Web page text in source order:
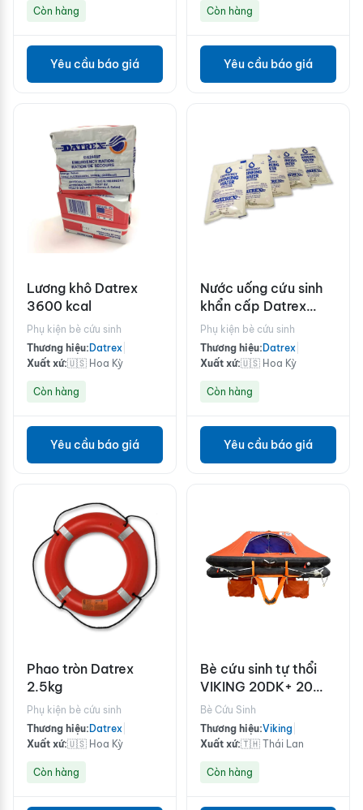
Còn hàng
Yêu cầu báo giá
Còn hàng
Yêu cầu báo giá
Lương khô Datrex
3600 kcal
Phụ kiện bè cứu sinh
Thương hiệu: Datrex
Xuất xứ:🇺🇸 Hoa Kỳ
Còn hàng
Yêu cầu báo giá
Nước uống cứu sinh
khẩn cấp Datrex
125ml
Phụ kiện bè cứu sinh
Thương hiệu: Datrex
Xuất xứ:🇺🇸 Hoa Kỳ
Còn hàng
Yêu cầu báo giá
Phao tròn Datrex
2.5kg
Phụ kiện bè cứu sinh
Thương hiệu: Datrex
Xuất xứ:🇺🇸 Hoa Kỳ
Còn hàng
Bè cứu sinh tự thổi
VIKING 20DK+ 20
người
Bè Cứu Sinh
Thương hiệu:Viking
Xuất xứ:🇹🇭 Thái Lan
Còn hàng